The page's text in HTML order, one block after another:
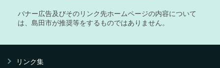
バナー広告及びそのリンク先ホームページの内容について
は、島田市が推奨等をするものではありません。
リンク集